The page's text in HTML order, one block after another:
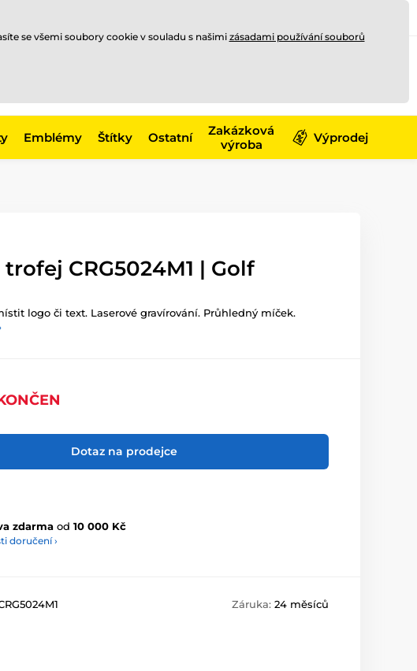
Emblémy Štítky Ostatní
Zakázková
výroba
Výprodej
CRG5024M1 | Golf
logo či text. Laserové gravírování. Průhledný míček.
Dotaz na prodejce
zdarma od 10 000 Kč
doručení ›
Záruka: 24 měsíců
se všemi soubory cookie v souladu s našimi zásadami používání souborů